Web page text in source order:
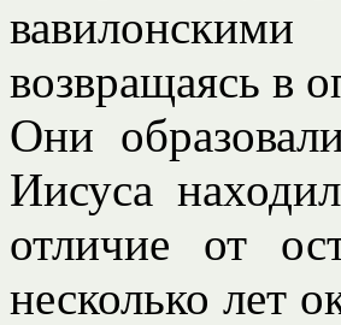
возвращаясь в
Они
Иисуса
отличие от
несколько лет